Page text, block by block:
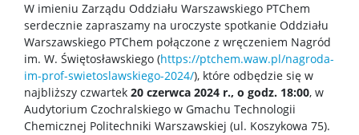
Samorząd Studencki
Praktyki Studenckie
W imieniu Zarządu Oddziału Warszawskiego PTChem
serdecznie zapraszamy na uroczyste spotkanie Oddziału
Warszawskiego PTChem połączone z wręczeniem Nagród
im. W. Świętosławskiego (https://ptchem.waw.pl/nagroda-
im-prof-swietoslawskiego-2024/), które odbędzie się w
najbliższy czwartek 20 czerwca 2024 r., o godz. 18:00, w
Audytorium Czochralskiego w Gmachu Technologii
Chemicznej Politechniki Warszawskiej (ul. Koszykowa 75).